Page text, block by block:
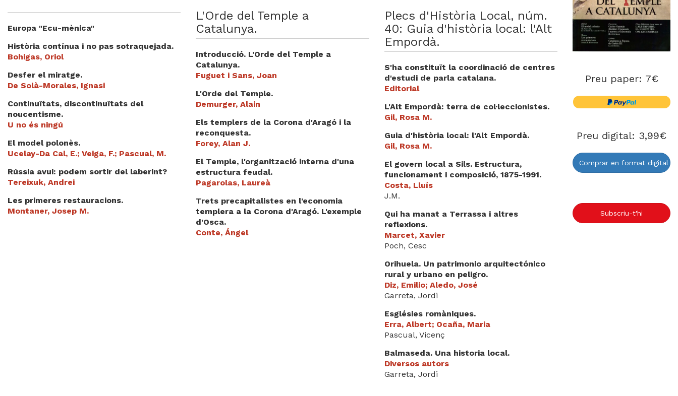
Termes legals
Europa "Ecu-mènica"
Història contínua i no pas sotraquejada.
Bohigas, Oriol
Desfer el miratge.
De Solà-Morales, Ignasi
Continuïtats, discontinuïtats del
noucentisme.
U no és ningú
El model polonès.
Ucelay-Da Cal, E.; Veiga, F.; Pascual, M.
Rússia avui: podem sortir del laberint?
Tereixuk, Andrei
Les primeres restauracions.
Montaner, Josep M.
L'Orde del Temple a
Catalunya.
Introducció. L'Orde del Temple a
Catalunya.
Fuguet i Sans, Joan
L'Orde del Temple.
Demurger, Alain
Els templers de la Corona d'Aragó i la
reconquesta.
Forey, Alan J.
El Temple, l'organització interna d'una
estructura feudal.
Pagarolas, Laureà
Trets precapitalistes en l'economia
templera a la Corona d'Aragó. L'exemple
d'Osca.
Conte, Ángel
Plecs d'Història Local, núm.
40: Guia d'història local: l'Alt
Empordà.
S'ha constituït la coordinació de centres
d'estudi de parla catalana.
Editorial
L'Alt Empordà: terra de col·leccionistes.
Gil, Rosa M.
Guia d'història local: l'Alt Empordà.
Gil, Rosa M.
El govern local a Sils. Estructura,
funcionament i composició, 1875-1991.
Costa, Lluís
J.M.
Qui ha manat a Terrassa i altres
reflexions.
Marcet, Xavier
Poch, Cesc
Orihuela. Un patrimonio arquitectónico
rural y urbano en peligro.
Diz, Emilio; Aledo, José
Garreta, Jordi
Esglésies romàniques.
Erra, Albert; Ocaña, Maria
Pascual, Vicenç
Balmaseda. Una historia local.
Diversos autors
Garreta, Jordi
Preu paper: 7€
Preu digital: 3,99€
Comprar en format digital
Subscriu-t'hi